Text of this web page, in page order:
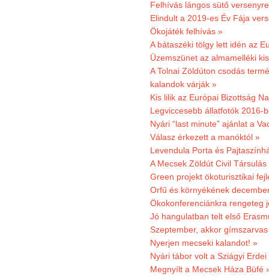
Felhívás lángos sütő
Elindult a 2019-es Év Fája
Ökojáték felhívás »
A bátaszéki tölgy lett idén az
Üzemszünet az almamelléki
A Tolnai Zöldúton csodás
kalandok várják »
Kis lilik az Európai Bizottság
Legviccesebb állatfotók 2016-
Nyári “last minute” ajánlat a
Válasz érkezett a manóktól »
Levendula Porta és
A Mecsek Zöldút Civil
Green projekt ökoturisztikai
Orfű és környékének
Ökokonferenciánkra rengeteg
Jó hangulatban telt első
Szeptember, akkor
Nyerjen mecseki kalandot! »
Nyári tábor volt a Sziágyi
Megnyílt a Mecsek Háza Büfé